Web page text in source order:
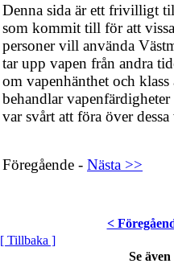
Denna sida är ett frivilligt
som kommit till för att vissa
personer vill använda
tar upp vapen från andra
om vapenhänthet och
behandlar
var svårt att föra över
Föregående - Nästa >>
<
[ Tillbaka ]
Se även